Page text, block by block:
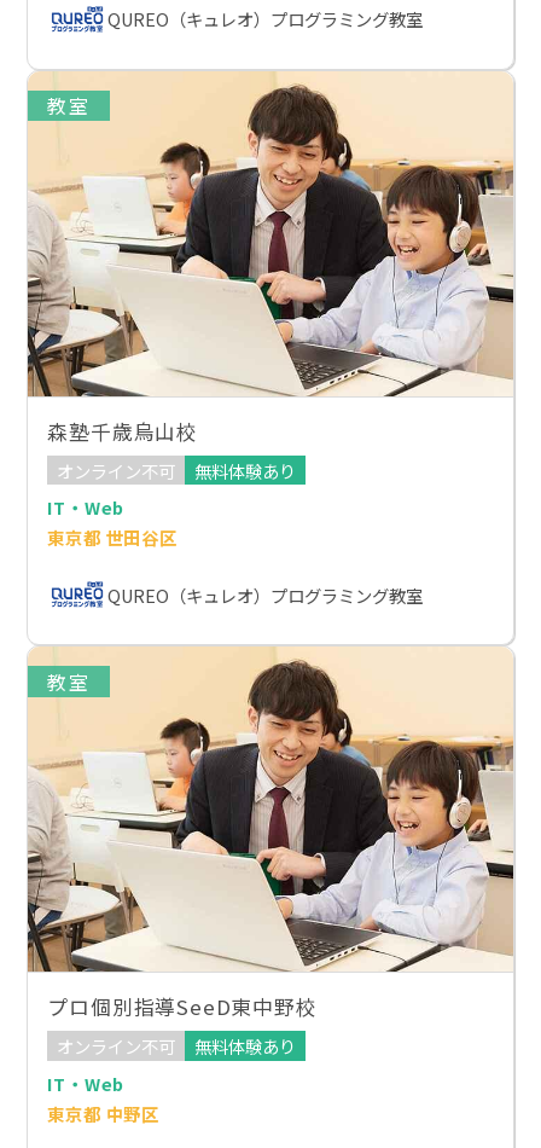
QUREO（キュレオ）プログラミング教室
教室
森塾千歳烏山校
オンライン不可
無料体験あり
IT・Web
東京都 世田谷区
QUREO（キュレオ）プログラミング教室
教室
プロ個別指導SeeD東中野校
オンライン不可
無料体験あり
IT・Web
東京都 中野区